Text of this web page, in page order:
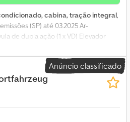
cabina, tração integral,
(SP) até 03.2025 Ar-
de dupla ação (1 x VD) Elevador
Tomada de força 1000/540E 5
Pneus: Dianteiros: 600/70 R 34
do veículo e não constitui garantia no
TÜV. Caso deseje uma nova
adesivada e/ou sinalização.
Anúncio classificado